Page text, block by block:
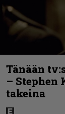
Tänään
– Stephen
takeina